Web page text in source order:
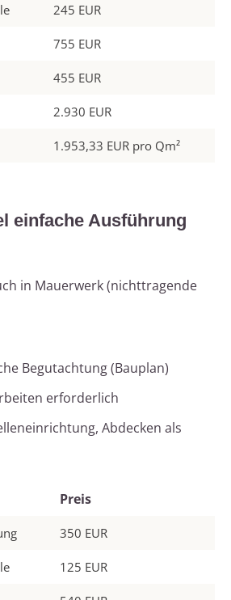
245 EUR
755 EUR
455 EUR
2.930 EUR
1.953,33 EUR pro Qm²
einfache Ausführung
in Mauerwerk (nichttragende
Begutachtung (Bauplan)
erforderlich
Abdecken als
Preis
350 EUR
125 EUR